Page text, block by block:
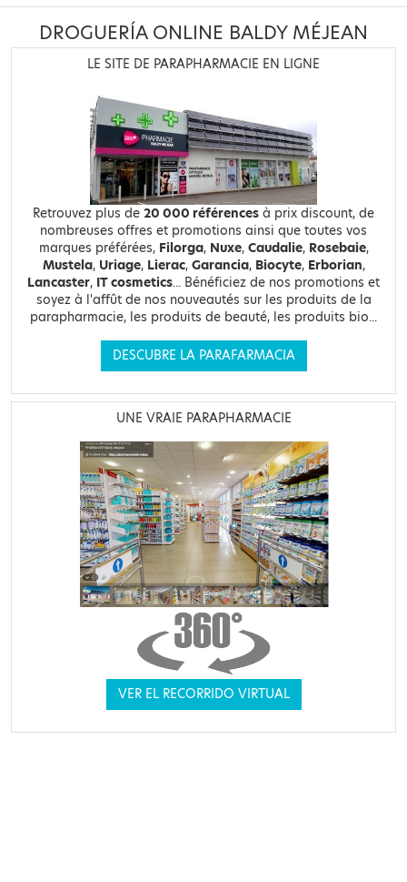
DROGUERÍA ONLINE BALDY MÉJEAN
LE SITE DE PARAPHARMACIE EN LIGNE
Retrouvez plus de 20 000 références à prix discount, de
nombreuses offres et promotions ainsi que toutes vos
marques préférées, Filorga, Nuxe, Caudalie, Rosebaie,
Mustela, Uriage, Lierac, Garancia, Biocyte, Erborian,
Lancaster, IT cosmetics... Bénéficiez de nos promotions et
soyez à l'affût de nos nouveautés sur les produits de la
parapharmacie, les produits de beauté, les produits bio...
DESCUBRE LA PARAFARMACIA
UNE VRAIE PARAPHARMACIE
VER EL RECORRIDO VIRTUAL